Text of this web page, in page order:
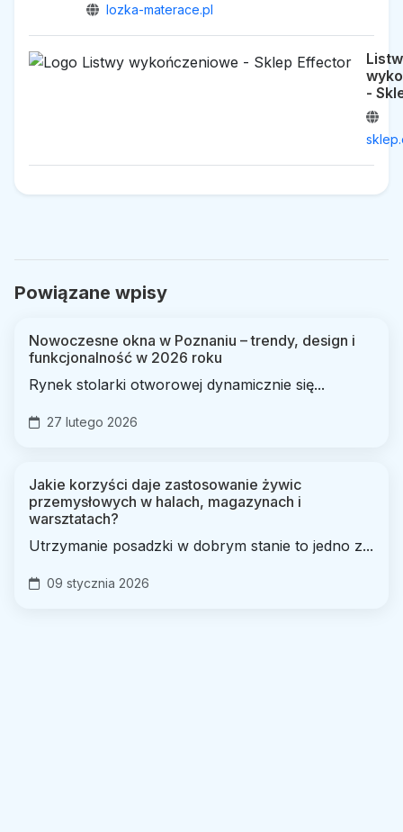
lozka-materace.pl
-
Powiązane wpisy
Nowoczesne okna w Poznaniu – trendy, design i
funkcjonalność w 2026 roku
Rynek stolarki otworowej dynamicznie się...
27 lutego 2026
Jakie korzyści daje zastosowanie żywic
przemysłowych w halach, magazynach i
warsztatach?
Utrzymanie posadzki w dobrym stanie to jedno z...
09 stycznia 2026